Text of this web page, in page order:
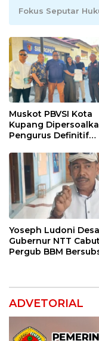
Fokus Seputar
Muskot PBVSI Kota
Kupang
Pengurus Definitif
Polisi
Yoseph Ludoni
Gubernur NTT
Pergub BBM
ADVETORIAL